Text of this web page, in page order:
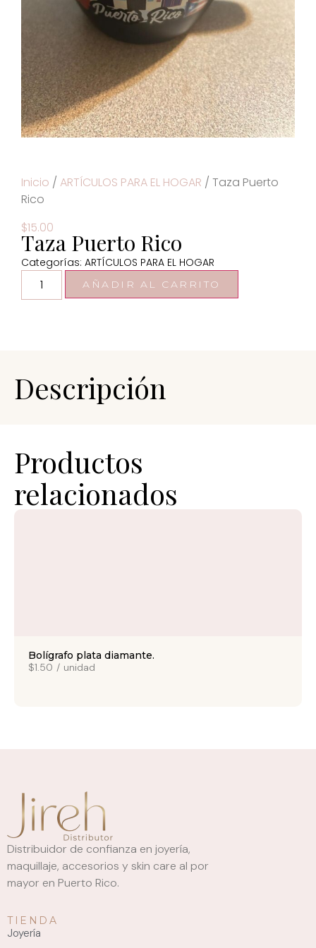
Inicio / ARTÍCULOS PARA EL HOGAR / Taza Puerto
Rico
$15.00
Taza Puerto Rico
Categorías: ARTÍCULOS PARA EL HOGAR
AÑADIR AL CARRITO
Descripción
Productos
relacionados
Bolígrafo plata diamante.
$1.50 / unidad
Distribuidor de confianza en joyería,
maquillaje, accesorios y skin care al por
mayor en Puerto Rico.
TIENDA
Joyería